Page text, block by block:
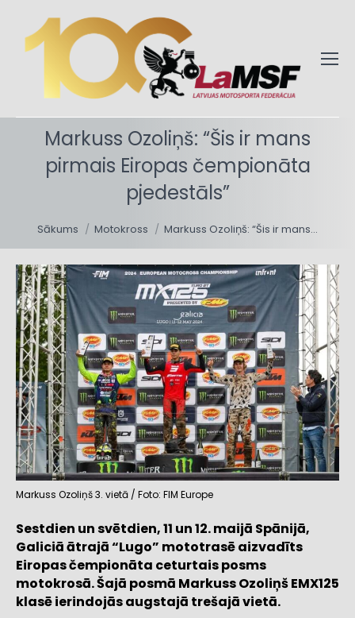
Markuss Ozoliņš: “Šis ir mans
pirmais Eiropas čempionāta
pjedestāls”
Sākums Motokross Markuss Ozoliņš: “Šis ir mans…
Markuss Ozoliņš 3. vietā / Foto: FIM Europe
Sestdien un svētdien, 11 un 12. maijā Spānijā,
Galiciā ātrajā “Lugo” mototrasēaizvadīts
Eiropas čempionāta ceturtais posms
motokrosā. Šajā posmā Markuss Ozoliņš EMX125
klasē ierindojās augstajā trešajā vietā.